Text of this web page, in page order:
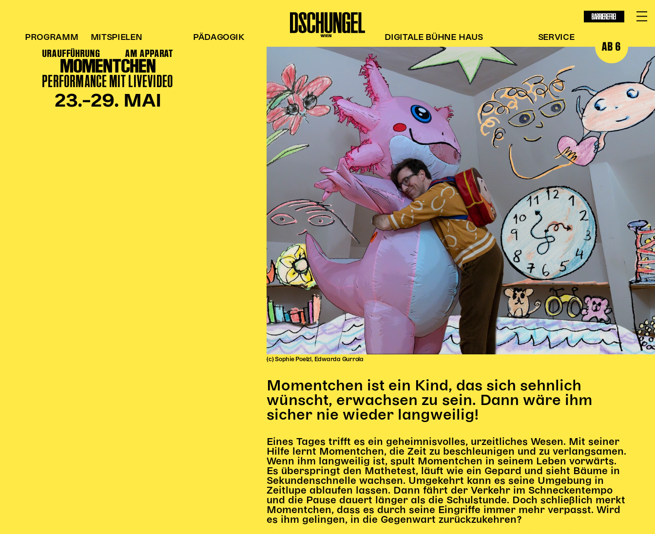
BARRIEREFREI
PROGRAMM MITSPIELEN PÄDAGOGIK DIGITALE BÜHNE HAUS SERVICE
(c) Sophie Poelzl, Edwarda Gurrola
URAUFFÜHRUNG AM APPARAT
MOMENTCHEN
PERFORMANCE MIT LIVEVIDEO
23.–29. MAI
AB 6
Momentchen ist ein Kind, das sich sehnlich
wünscht, erwachsen zu sein. Dann wäre ihm
sicher nie wieder langweilig!
Eines Tages trifft es ein geheimnisvolles, urzeitliches Wesen. Mit seiner
Hilfe lernt Momentchen, die Zeit zu beschleunigen und zu verlangsamen.
Wenn ihm langweilig ist, spult Momentchen in seinem Leben vorwärts.
Es überspringt den Mathetest, läuft wie ein Gepard und sieht Bäume in
Sekundenschnelle wachsen. Umgekehrt kann es seine Umgebung in
Zeitlupe ablaufen lassen. Dann fährt der Verkehr im Schneckentempo
und die Pause dauert länger als die Schulstunde. Doch schließlich merkt
Momentchen, dass es durch seine Eingriffe immer mehr verpasst. Wird
es ihm gelingen, in die Gegenwart zurückzukehren?